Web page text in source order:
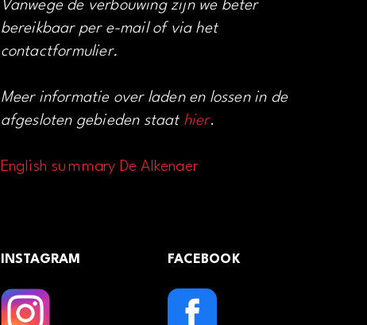
Vanwege de verbouwing zijn we beter
bereikbaar per e-mail of via het
contactformulier.
Meer informatie over laden en lossen in de
afgesloten gebieden staat hier.
English summary De Alkenaer
INSTAGRAM FACEBOOK